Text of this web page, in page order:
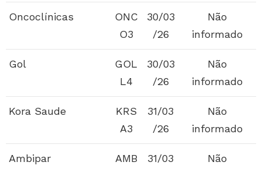
Oncoclínicas
ONC
O3
30/03
/26
Não
informado
Gol
GOL
L4
30/03
/26
Não
informado
Kora Saude
KRS
A3
31/03
/26
Não
informado
Ambipar
AMB
31/03
Não